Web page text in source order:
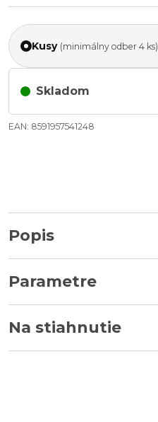
Kusy (minimálny odber 4 ks)
Skladom
EAN: 8591957541248
Popis
Parametre
Na stiahnutie